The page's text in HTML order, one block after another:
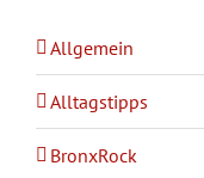
Allgemein
Alltagstipps
BronxRock